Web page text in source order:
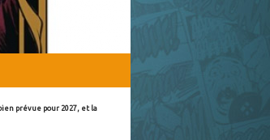
prévue pour 2027, et la